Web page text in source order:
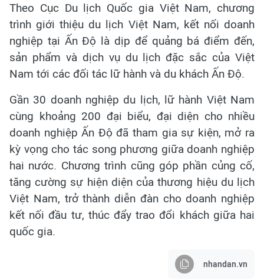
Theo Cục Du lịch Quốc gia Việt Nam, chương
trình giới thiệu du lịch Việt Nam, kết nối doanh
nghiệp tại Ấn Độ là dịp để quảng bá điểm đến,
sản phẩm và dịch vụ du lịch đặc sắc của Việt
Nam tới các đối tác lữ hành và du khách Ấn Độ.
Gần 30 doanh nghiệp du lịch, lữ hành Việt Nam
cùng khoảng 200 đại biểu, đại diện cho nhiều
doanh nghiệp Ấn Độ đã tham gia sự kiện, mở ra
kỳ vọng cho tác song phương giữa doanh nghiệp
hai nước. Chương trình cũng góp phần củng cố,
tăng cường sự hiện diện của thương hiệu du lịch
Việt Nam, trở thành diễn đàn cho doanh nghiệp
kết nối đầu tư, thúc đẩy trao đổi khách giữa hai
quốc gia.
nhandan.vn